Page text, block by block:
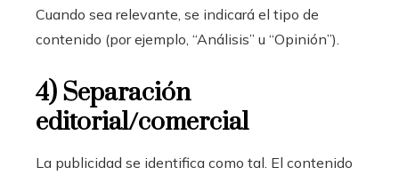
Cuando sea relevante, se indicará el tipo de
contenido (por ejemplo, “Análisis” u “Opinión”).
4) Separación
editorial/comercial
La publicidad se identifica como tal. El contenido